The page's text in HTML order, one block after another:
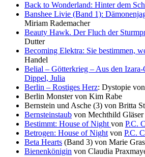
Back to Wonderland: Hinter dem
Banshee Livie (Band 1):
Miriam Rademacher
Beauty Hawk. Der Fluch der
Dutter
Becoming Elektra: Sie bestimmen,
Handel
Belial – Götterkrieg – Aus den
Dippel, Julia
Berlin – Rostiges Herz: Dystopie
Berlin Monster von Kim Rabe
Bernstein und Asche (3) von Britta
Bernsteinstaub von Mechthild Gläser
Bestimmt: House of Night von P.C.
Betrogen: House of Night von P.C.
Beta Hearts (Band 3) von Marie
Bienenkönigin von Claudia